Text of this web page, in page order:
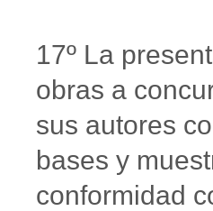
17º La
obras a
sus autores
bases y
conformidad